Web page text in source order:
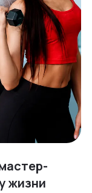
жизни